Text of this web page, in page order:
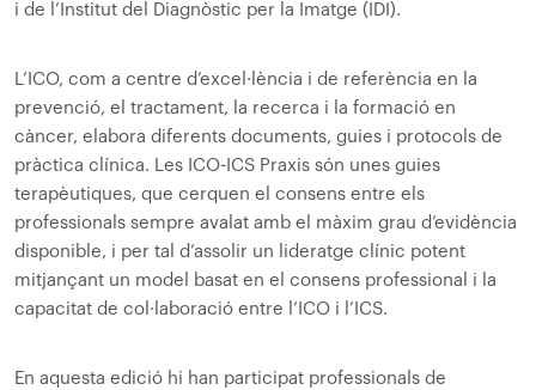
i de l’Institut del Diagnòstic per la Imatge (IDI).
L’ICO, com a centre d’excel·lència i de referència en la
prevenció, el tractament, la recerca i la formació en
càncer, elabora diferents documents, guies i protocols de
pràctica clínica. Les ICO-ICS Praxis són unes guies
terapèutiques, que cerquen el consens entre els
professionals sempre avalat amb el màxim grau d’evidència
disponible, i per tal d’assolir un lideratge clínic potent
mitjançant un model basat en el consens professional i la
capacitat de col·laboració entre l’ICO i l’ICS.
En aquesta edició hi han participat professionals de